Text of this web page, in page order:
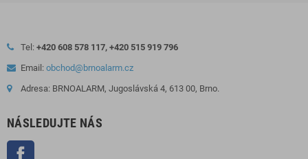
Tel: +420 608 578 117, +420 515 919 796
Email: obchod@brnoalarm.cz
Adresa: BRNOALARM, Jugoslávská 4, 613 00, Brno.
NÁSLEDUJTE NÁS